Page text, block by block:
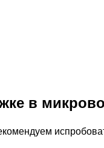
в